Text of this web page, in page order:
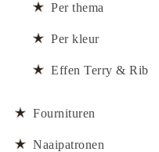
Per thema
Per kleur
Effen Terry & Rib
Fournituren
Naaipatronen